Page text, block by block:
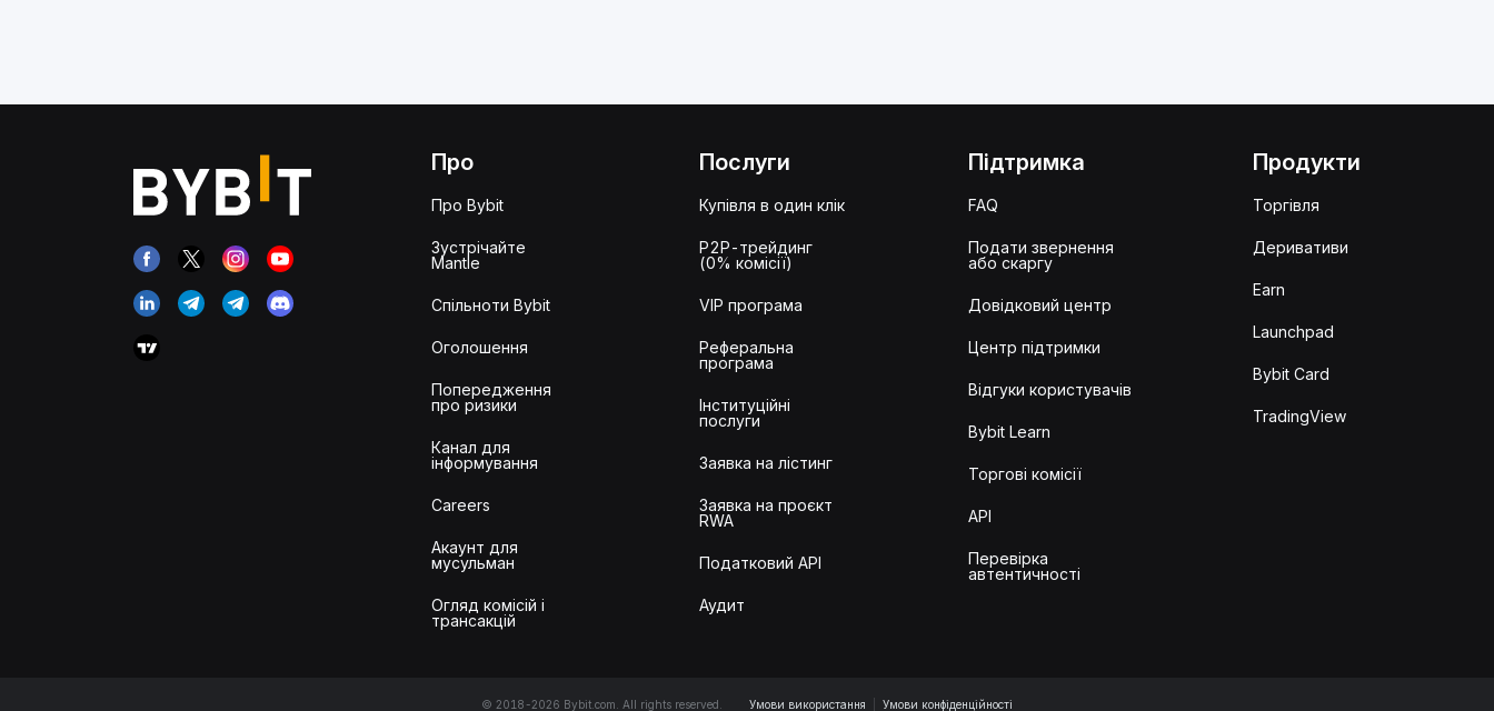
Про
Про Bybit
Зустрічайте
Mantle
Спільноти Bybit
Оголошення
Попередження
про ризики
Канал для
інформування
Careers
Акаунт для
мусульман
Огляд комісій і
трансакцій
Послуги
Купівля в один клік
P2P-трейдинг
(0% комісії)
VIP програма
Реферальна
програма
Інституційні
послуги
Заявка на лістинг
Заявка на проєкт
RWA
Податковий API
Аудит
Підтримка
FAQ
Подати звернення
або скаргу
Довідковий центр
Центр підтримки
Відгуки користувачів
Bybit Learn
Торгові комісії
API
Перевірка
автентичності
Продукти
Торгівля
Деривативи
Earn
Launchpad
Bybit Card
TradingView
© 2018-2026 Bybit.com. All rights reserved. Умови використання Умови конфіденційності